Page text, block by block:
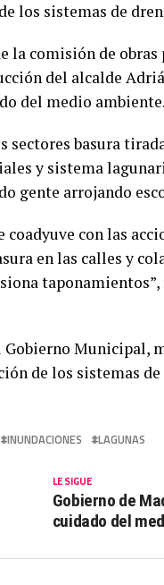
los sistemas de
la comisión de
del alcalde
del medio ambiente.
basura
y sistema
gente arrojando
con las
en las calles y
Municipal,
de los sistemas de
INUNDACIONES LAGUNAS
LE SIGUE
Gobierno de
cuidado del